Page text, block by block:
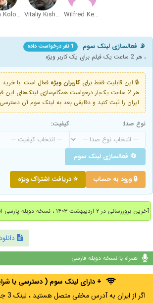
Wilfred Keyru
Vitaliy Kishchenko
Nikita Kologrivyy
📡 فعالسازی لینک سوم 1 نفر درخواست داده
، هر 2 ساعت یک فیلم برای یک کاربر ویژه
🔒 این قابلیت فقط برای کاربران ویژه فعال است. با خرید
ایران را ثبت کنید و دقایقی بعد به لینک سوم آن
نوع صدا: کیفیت:
🔄 فعالسازی لینک سوم
🔒 ورود به حساب ⭐ دریافت اشتراک ویژه
آخرین بروزرسانی در ۲ اردیبهشت ۱۴۰۳ ، نسخه دوبله پارسی اضافه شد.
همراه با نسخه دوبله فارسی
+ دارای لینک سوم ( دسترسی با